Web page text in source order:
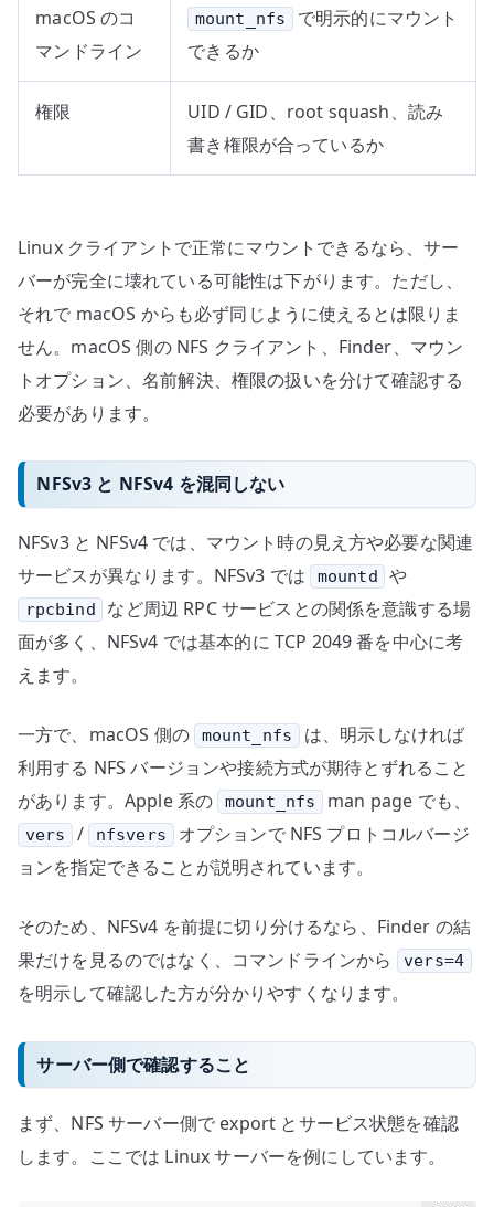
macOS のコ
マンドライン
mount_nfs
で明示的にマウント
できるか
権限
UID / GID、root squash、読み
書き権限が合っているか
Linux クライアントで正常にマウントできるなら、サー
バーが完全に壊れている可能性は下がります。ただし、
それで macOS からも必ず同じように使えるとは限りま
せん。macOS 側の NFS クライアント、Finder、マウン
トオプション、名前解決、権限の扱いを分けて確認する
必要があります。
NFSv3 と NFSv4 を混同しない
NFSv3 と NFSv4 では、マウント時の見え方や必要な関連
サービスが異なります。NFSv3 では
mountd や
rpcbind
など周辺 RPC サービスとの関係を意識する場
面が多く、NFSv4 では基本的に TCP 2049 番を中心に考
えます。
一方で、macOS 側の mount_nfs
は、明示しなければ
利用する NFS バージョンや接続方式が期待とずれること
があります。Apple 系の
mount_nfs man page でも、
vers / nfsvers
オプションで NFS プロトコルバージ
ョンを指定できることが説明されています。
そのため、NFSv4 を前提に切り分けるなら、Finder の結
果だけを見るのではなく、コマンドラインから
vers=4
を明示して確認した方が分かりやすくなります。
サーバー側で確認すること
まず、NFS サーバー側で export とサービス状態を確認
します。ここでは Linux サーバーを例にしています。